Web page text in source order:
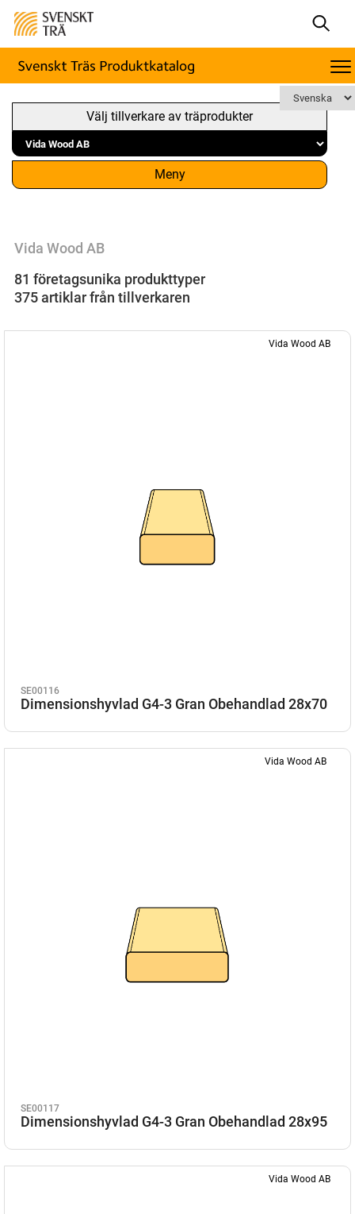
Välj tillverkare av träprodukter
Meny
Vida Wood AB
81 företagsunika produkttyper
375 artiklar från tillverkaren
Vida Wood AB
SE00116
Dimensionshyvlad G4-3 Gran Obehandlad 28x70
Vida Wood AB
SE00117
Dimensionshyvlad G4-3 Gran Obehandlad 28x95
Vida Wood AB